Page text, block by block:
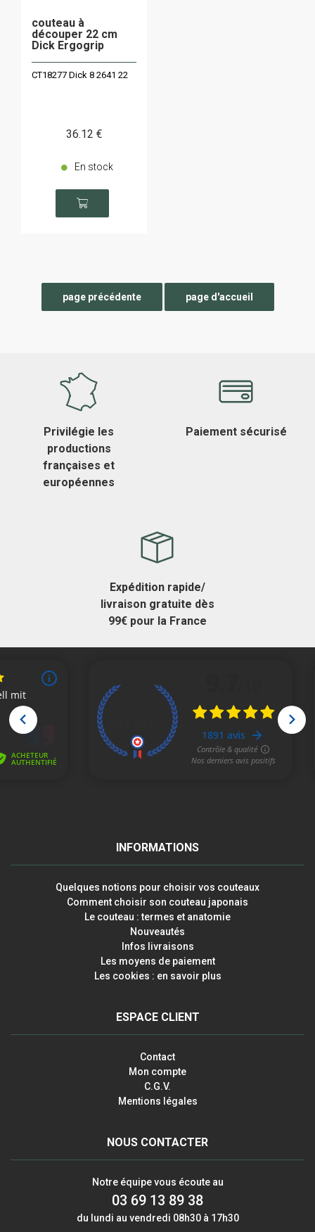
couteau à
découper 22 cm
Dick Ergogrip
CT18277 Dick 8 2641 22
36.12 €
En stock
Privilégie les
productions
françaises et
européennes
Paiement sécurisé
Expédition rapide/
livraison gratuite dès
99€ pour la France
INFORMATIONS
Quelques notions pour choisir vos couteaux
Comment choisir son couteau japonais
Le couteau : termes et anatomie
Nouveautés
Infos livraisons
Les moyens de paiement
Les cookies : en savoir plus
ESPACE CLIENT
Contact
Mon compte
C.G.V.
Mentions légales
NOUS CONTACTER
Notre équipe vous écoute au
03 69 13 89 38
du lundi au vendredi 08h30 à 17h30